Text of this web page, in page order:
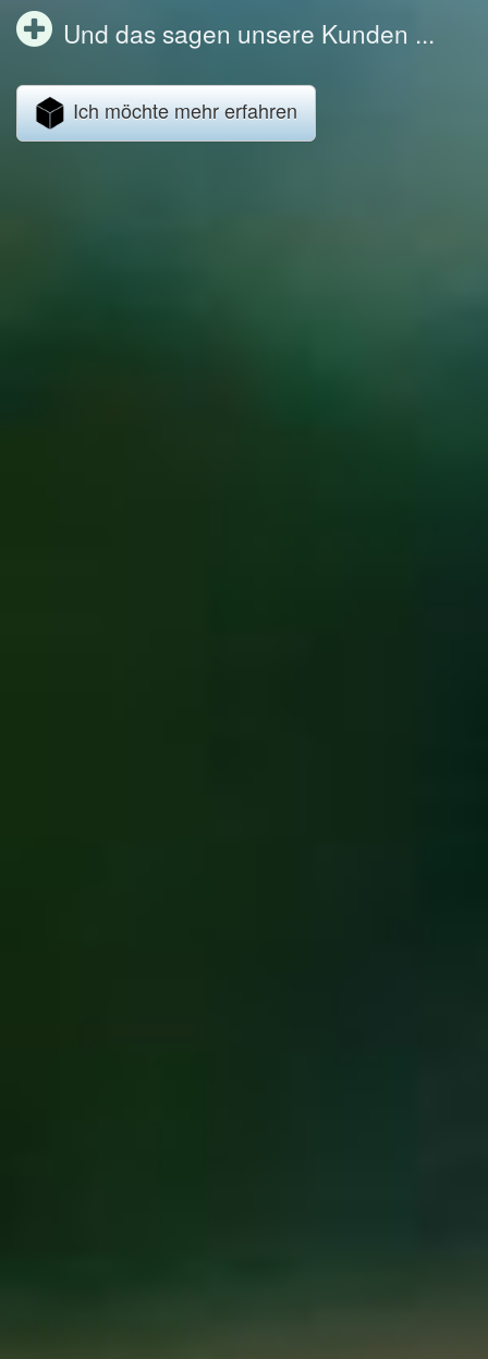
Und das sagen unsere Kunden ...
Ich möchte mehr erfahren